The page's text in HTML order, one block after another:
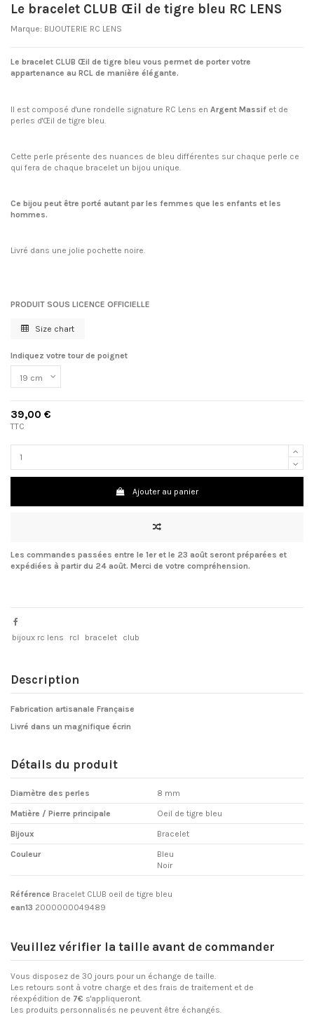
Le bracelet CLUB Œil de tigre bleu RC LENS
Marque: BIJOUTERIE RC LENS
Le bracelet CLUB Œil de tigre bleu vous permet de porter votre
appartenance au RCL de manière élégante.
Il est composé d'une rondelle signature RC Lens en Argent Massif et de
perles d'Œil de tigre bleu.
Cette perle présente des nuances de bleu différentes sur chaque perle ce
qui fera de chaque bracelet un bijou unique.
Ce bijou peut être porté autant par les femmes que les enfants et les
hommes.
Livré dans une jolie pochette noire.
PRODUIT SOUS LICENCE OFFICIELLE
Size chart
Indiquez votre tour de poignet
39,00 €
TTC
Ajouter au panier
Les commandes passées entre le 1er et le 23 août seront préparées et
expédiées à partir du 24 août. Merci de votre compréhension.
bijoux rc lens rcl bracelet club
Description
Fabrication artisanale Française
Livré dans un magnifique écrin
Détails du produit
Diamètre des perles 8 mm
Matière / Pierre principale Oeil de tigre bleu
Bijoux Bracelet
Couleur
Bleu
Noir
Référence Bracelet CLUB oeil de tigre bleu
ean13 2000000049489
Veuillez vérifier la taille avant de commander
Vous disposez de 30 jours pour un échange de taille.
Les retours sont à votre charge et des frais de traitement et de
réexpédition de 7€ s'appliqueront.
Les produits personnalisés ne peuvent être échangés.